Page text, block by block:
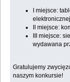
I miejsce:
elektronicznej
II miejsce:
III miejsce:
wydawana
Gratulujemy
naszym konkursie!